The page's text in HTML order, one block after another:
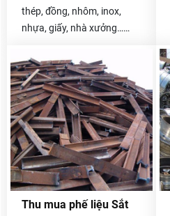
thép, đồng, nhôm, inox,
nhựa, giấy, nhà xưởng…
Thu mua phế liệu Sắt